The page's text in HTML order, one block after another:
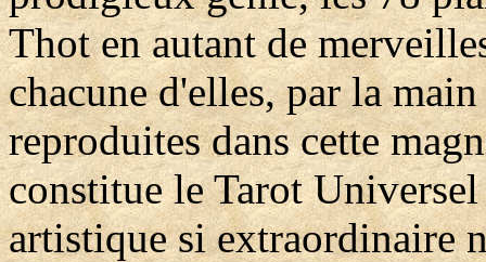
Thot en autant de
chacune d'elles, par la
reproduites dans cette
constitue le Tarot
artistique si extraordinaire